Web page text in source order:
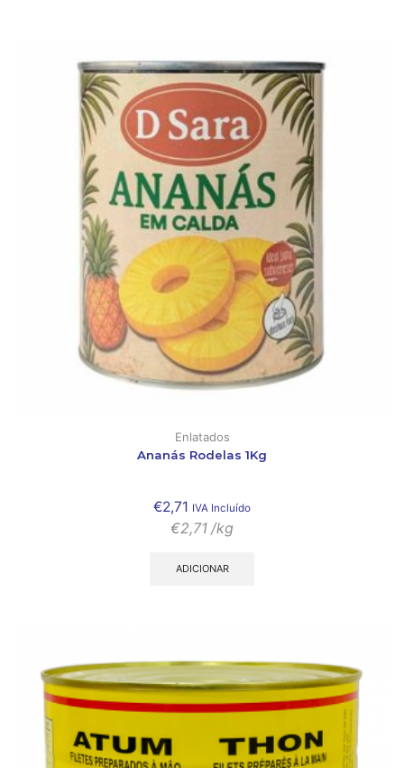
Enlatados
Ananás Rodelas 1Kg
€2,71 IVA Incluído
€2,71 /kg
ADICIONAR